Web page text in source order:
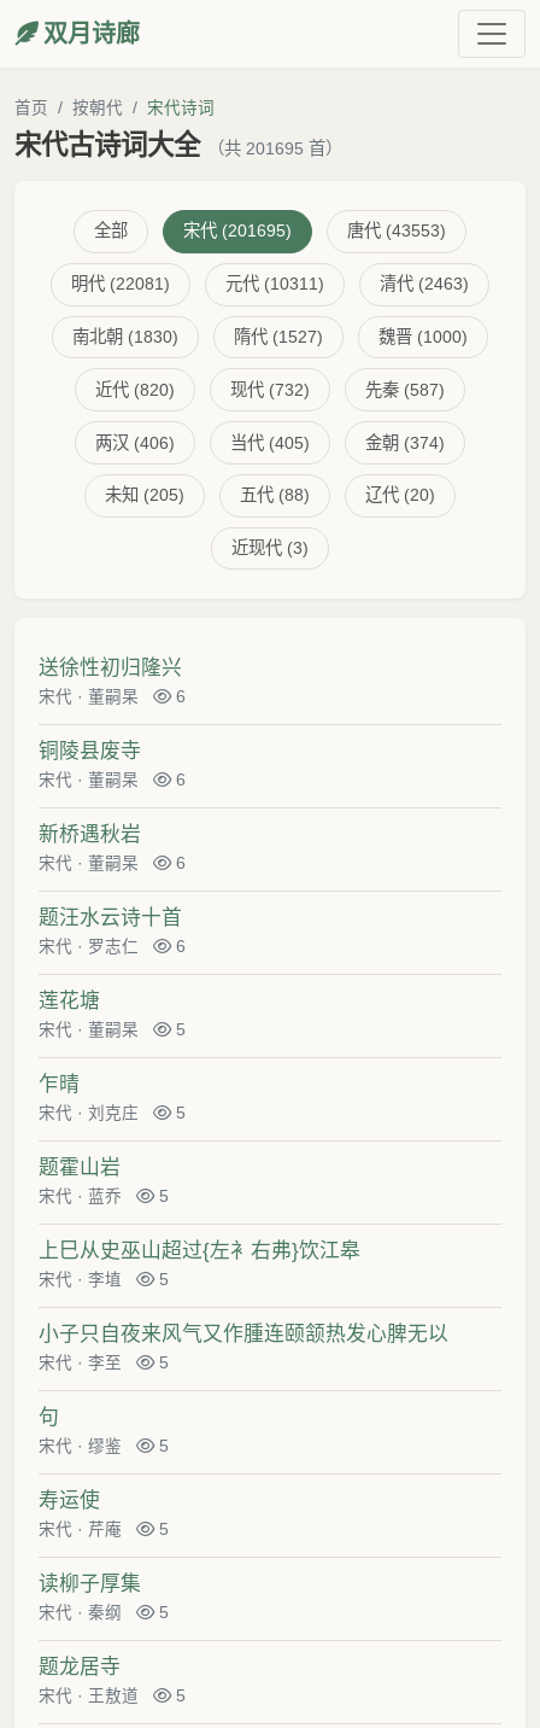
双月诗廊
首页 按朝代 宋代诗词
宋代古诗词大全 （共 201695 首）
全部 宋代 (201695) 唐代 (43553)
明代 (22081) 元代 (10311) 清代 (2463)
南北朝 (1830) 隋代 (1527) 魏晋 (1000)
近代 (820) 现代 (732) 先秦 (587)
两汉 (406) 当代 (405) 金朝 (374)
未知 (205) 五代 (88) 辽代 (20)
近现代 (3)
送徐性初归隆兴
宋代 · 董嗣杲 6
铜陵县废寺
宋代 · 董嗣杲 6
新桥遇秋岩
宋代 · 董嗣杲 6
题汪水云诗十首
宋代 · 罗志仁 6
莲花塘
宋代 · 董嗣杲 5
乍晴
宋代 · 刘克庄 5
题霍山岩
宋代 · 蓝乔 5
上巳从史巫山超过{左衤右弗}饮江皋
宋代 · 李埴 5
小子只自夜来风气又作腫连颐颔热发心脾无以
宋代 · 李至 5
句
宋代 · 缪鉴 5
寿运使
宋代 · 芹庵 5
读柳子厚集
宋代 · 秦纲 5
题龙居寺
宋代 · 王敖道 5